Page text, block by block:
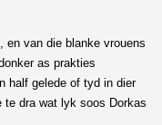
en van die blanke vrouens
as prakties
half gelede of tyd in dier
te dra wat lyk soos Dorkas